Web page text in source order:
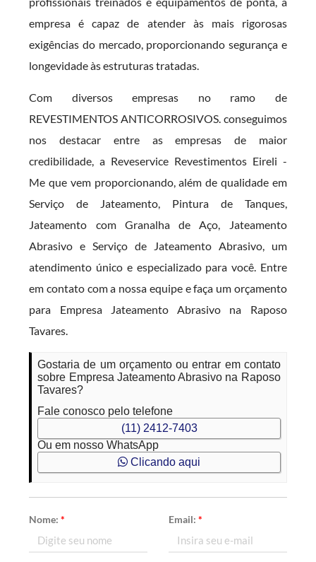
empresa é capaz de atender às mais rigorosas
exigências do mercado, proporcionando segurança e
longevidade às estruturas tratadas.
Com diversos empresas no ramo de
REVESTIMENTOS ANTICORROSIVOS. conseguimos
nos destacar entre as empresas de maior
credibilidade, a Reveservice Revestimentos Eireli -
Me que vem proporcionando, além de qualidade em
Serviço de Jateamento, Pintura de Tanques,
Jateamento com Granalha de Aço, Jateamento
Abrasivo e Serviço de Jateamento Abrasivo, um
atendimento único e especializado para você. Entre
em contato com a nossa equipe e faça um orçamento
para Empresa Jateamento Abrasivo na Raposo
Tavares.
Gostaria de um orçamento ou entrar em contato
sobre Empresa Jateamento Abrasivo na Raposo
Tavares?
Fale conosco pelo telefone
(11) 2412-7403
Ou em nosso WhatsApp
Clicando aqui
Nome:* Email: *